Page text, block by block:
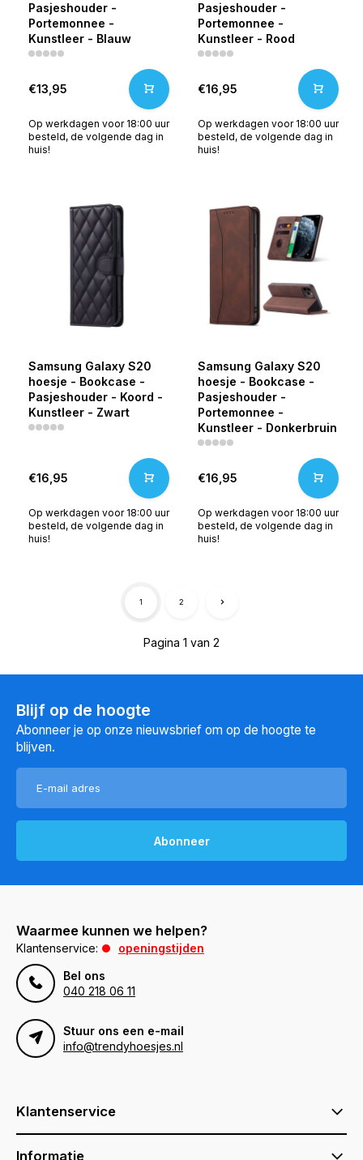
Pasjeshouder -
Portemonnee -
Kunstleer - Blauw
€13,95
Op werkdagen voor 18:00 uur
besteld, de volgende dag in
huis!
Pasjeshouder -
Portemonnee -
Kunstleer - Rood
€16,95
Op werkdagen voor 18:00 uur
besteld, de volgende dag in
huis!
Samsung Galaxy S20
hoesje - Bookcase -
Pasjeshouder - Koord -
Kunstleer - Zwart
€16,95
Op werkdagen voor 18:00 uur
besteld, de volgende dag in
huis!
Samsung Galaxy S20
hoesje - Bookcase -
Pasjeshouder -
Portemonnee -
Kunstleer - Donkerbruin
€16,95
Op werkdagen voor 18:00 uur
besteld, de volgende dag in
huis!
Pagina 1 van 2
1 2
Blijf op de hoogte
Abonneer je op onze nieuwsbrief om op de hoogte te
blijven.
Abonneer
Waarmee kunnen we helpen?
Klantenservice:
openingstijden
Bel ons
040 218 06 11
Stuur ons een e-mail
info@trendyhoesjes.nl
Klantenservice
Informatie